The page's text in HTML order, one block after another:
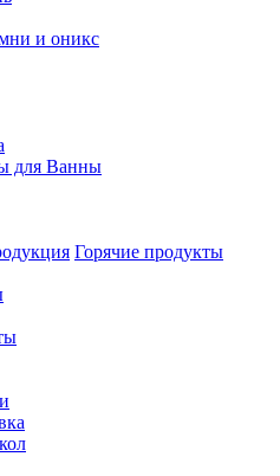
и оникс
для Ванны
Горячие продукты